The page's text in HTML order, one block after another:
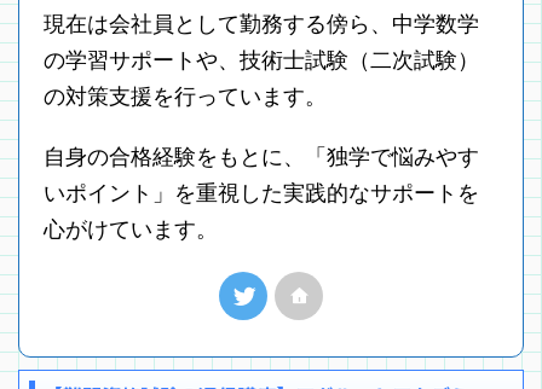
現在は会社員として勤務する傍ら、中学数学
の学習サポートや、技術士試験（二次試験）
の対策支援を行っています。
自身の合格経験をもとに、「独学で悩みやす
いポイント」を重視した実践的なサポートを
心がけています。